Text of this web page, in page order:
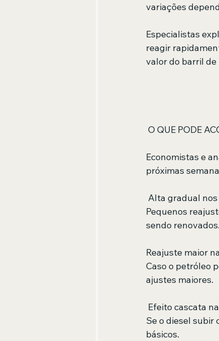
variações
Especialistas
reagir
valor do barril de
O QUE PODE
Economistas e
próximas
Alta gradual
Pequenos
sendo renovados.
Reajuste maior
Caso o petróleo
ajustes maiores.
Efeito cascata
Se o diesel
básicos.